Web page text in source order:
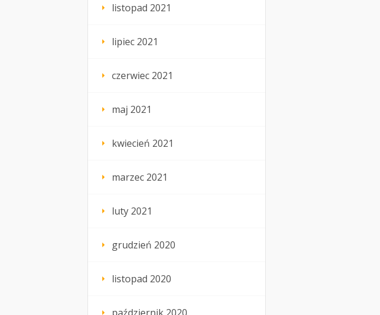
listopad 2021
lipiec 2021
czerwiec 2021
maj 2021
kwiecień 2021
marzec 2021
luty 2021
grudzień 2020
listopad 2020